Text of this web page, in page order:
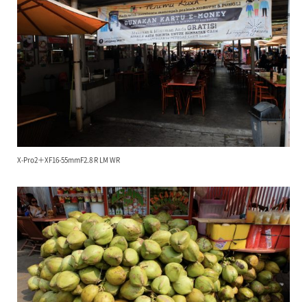
X-Pro2＋XF16-55mmF2.8 R LM WR